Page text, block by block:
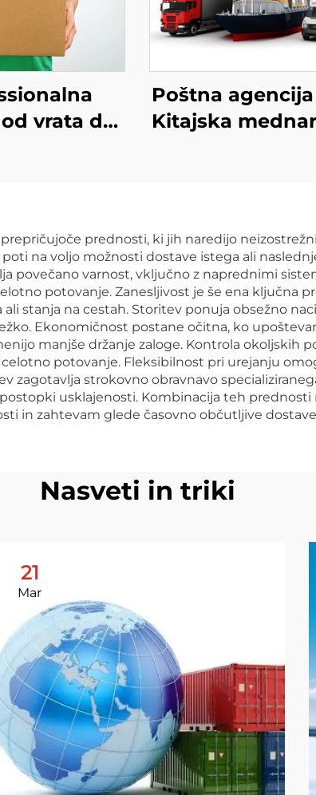
vrata do
storitve
pošilnik
agencija
Poštna
Kitajska
prednosti, ki jih naredijo
na voljo možnosti dostave istega ali
povečano varnost, vključno z naprednimi
potovanje. Zanesljivost je še ena ključna
stanja na cestah. Storitev ponuja obsežno
Ekonomičnost postane očitna, ko
manjše držanje zaloge. Kontrola okoljskih
potovanje. Fleksibilnost pri urejanju
zagotavlja strokovno obravnavo
usklajenosti. Kombinacija teh prednosti
in zahtevam glede časovno občutljive
Nasveti in triki
21
Mar